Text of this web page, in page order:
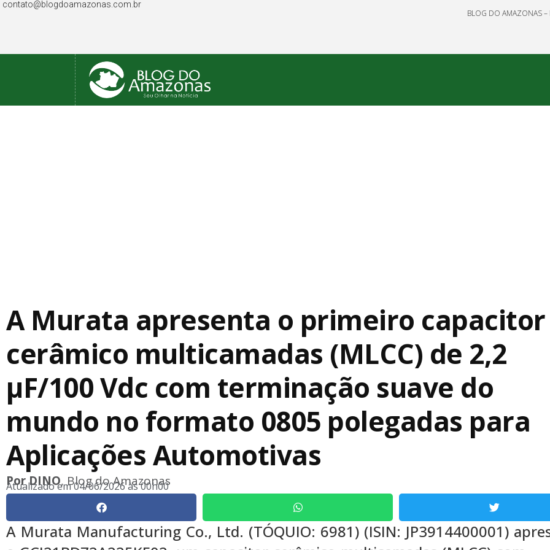
contato@blogdoamazonas.com.br
BLOG DO AMAZONAS
A Murata apresenta o primeiro capacitor
cerâmico multicamadas (MLCC) de 2,2
μF/100 Vdc com terminação suave do
mundo no formato 0805 polegadas para
Aplicações Automotivas
PorDINO, Blog do Amazonas
Atualizado em04/06/2026 às 00h00
A Murata Manufacturing Co., Ltd. (TÓQUIO: 6981) (ISIN: JP3914400001)